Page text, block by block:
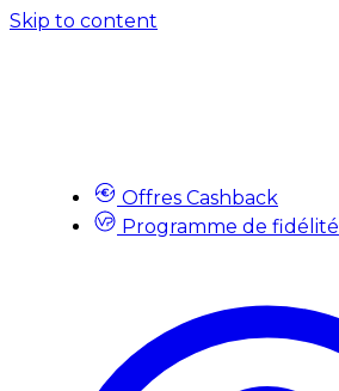
Skip to content
Offres Cashback
Programme de fidélité